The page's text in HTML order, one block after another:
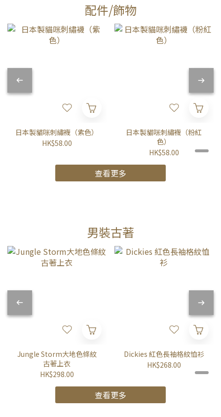
配件/飾物
日本製貓咪刺繡襪（紫色）
HK$58.00
日本製貓咪刺繡襪（粉紅
色）
HK$58.00
查看更多
男裝古著
Jungle Storm大地色條紋
古著上衣
HK$298.00
Dickies 紅色長袖格紋恤衫
HK$268.00
查看更多